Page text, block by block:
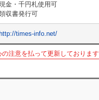
金・千円札使用可
収書発行可
http://times-info.net/
注意を払って更新しておりま